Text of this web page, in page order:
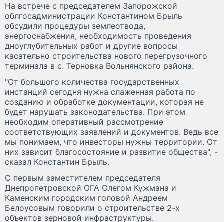
На встрече с председателем Запорожской
облгосадминистрации Константином Брыль
обсудили процедуры землеотвода,
энергоснабжения, необходимость проведения
дноуглубительных работ и другие вопросы
касательно строительства нового перегрузочного
терминала в с. Терновка Вольнянского района.
"От большого количества государственных
инстанций сегодня нужна слаженная работа по
созданию и обработке документации, которая не
будет нарушать законодательства. При этом
необходим оперативный рассмотрение
соответствующих заявлений и документов. Ведь все
мы понимаем, что инвесторы нужны территории. От
них зависит благосостояние и развитие общества", -
сказал Константин Брыль.
С первым заместителем председателя
Днепропетровской ОГА Олегом Кужмана и
Каменским городским головой Андреем
Белоусовым говорили о строительстве 2-х
объектов зерновой инфраструктуры.